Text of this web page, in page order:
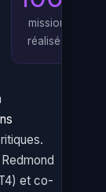
missions
réalisées
et co-